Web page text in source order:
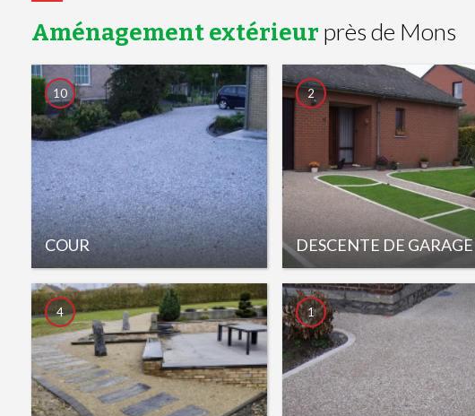
Aménagement extérieur près de Mons
COUR
10
DESCENTE DE GARAGE
2
4 1